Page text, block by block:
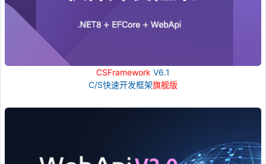
CSFramework V6.1
C/S快速开发框架旗舰版